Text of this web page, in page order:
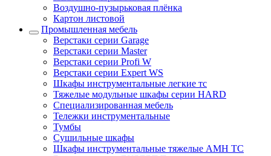
Воздушно-пузырьковая плёнка
Картон листовой
Промышленная мебель
Верстаки серии Garage
Верстаки серии Master
Верстаки серии Profi W
Верстаки серии Expert WS
Шкафы инструментальные легкие тс
Тяжелые модульные шкафы серии HARD
Cпециализированная мебель
Тележки инструментальные
Тумбы
Cушильные шкафы
Шкафы инструментальные тяжелые AMH TC